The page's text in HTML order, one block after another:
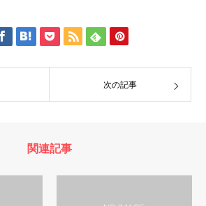
次の記事
関連記事